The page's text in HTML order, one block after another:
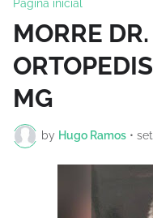
Página inicial
MORRE
MG
by Hugo Ramos •